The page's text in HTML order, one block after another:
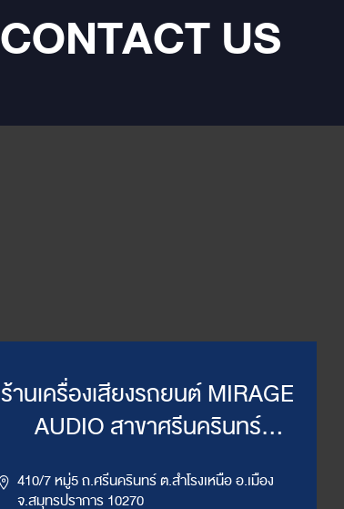
CONTACT US
ร้านเครื่องเสียงรถยนต์ MIRAGE
AUDIO สาขาศรีนครินทร์
410/7 หมู่5 ถ.ศรีนครินทร์ ต.สำโรงเหนือ อ.เมือง
จ.สมุทรปราการ 10270